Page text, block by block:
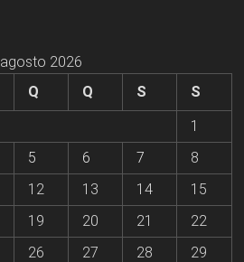
agosto 2026
Q Q S
S
1
5 6 7
8
12 13 14
15
19 20 21
22
26 27 28 29